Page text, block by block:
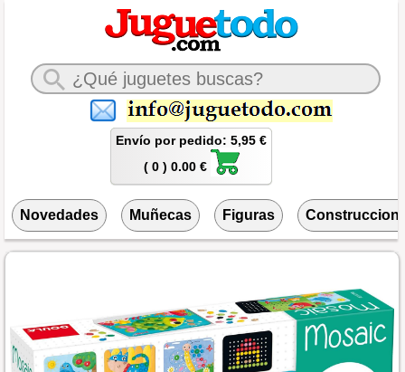
Envío por pedido: 5,95 €
( 0 ) 0.00 €
Novedades Muñecas Figuras